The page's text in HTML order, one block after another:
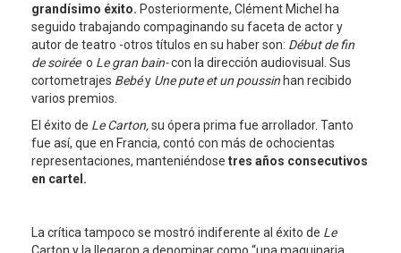
grandísimo éxito. Posteriormente, Clément Michel ha
seguido trabajando compaginando su faceta de actor y
autor de teatro -otros títulos en su haber son: Début de fin
de soirée o Le gran bain-con la dirección audiovisual. Sus
cortometrajes Bebéy Une pute et un poussinhan recibido
varios premios.
El éxito de Le Carton,su ópera prima fue arrollador. Tanto
fue así, que en Francia, contó con más de ochocientas
representaciones, manteniéndose tres años consecutivos
en cartel.
La crítica tampoco se mostró indiferente al éxito de Le
Carton y la llegaron a denominar como “una maquinaria